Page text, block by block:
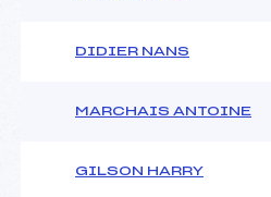
DIDIER NANS
MARCHAIS ANTOINE
GILSON HARRY